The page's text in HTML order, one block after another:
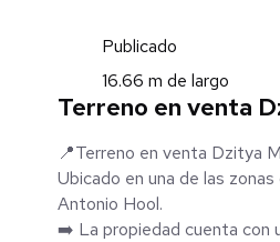
Publicado
16.66 m de largo
Terreno en venta
📍Terreno en venta Dzitya
Ubicado en una de las
Antonio Hool.
➡️ La propiedad cuenta con